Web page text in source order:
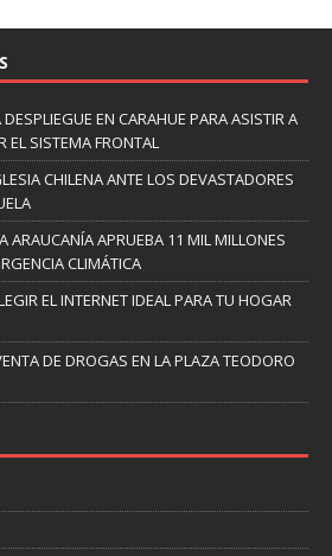
EN CARAHUE PARA ASISTIR A
EL SISTEMA FRONTAL
CHILENA ANTE LOS DEVASTADORES
ARAUCANÍA APRUEBA 11 MIL MILLONES
CLIMÁTICA
EL INTERNET IDEAL PARA TU HOGAR
DE DROGAS EN LA PLAZA TEODORO